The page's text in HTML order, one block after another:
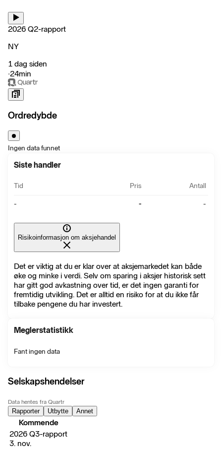
2026 Q2-rapport
NY
1 dag siden
‧24min
Ordredybde
Ingen data funnet
Siste handler
Tid Pris Antall
- - -
Risikoinformasjon om aksjehandel
Det er viktig at du er klar over at aksjemarkedet kan både
øke og minke i verdi. Selv om sparing i aksjer historisk sett
har gitt god avkastning over tid, er det ingen garanti for
fremtidig utvikling. Det er alltid en risiko for at du ikke får
tilbake pengene du har investert.
Meglerstatistikk
Fant ingen data
Selskapshendelser
Data hentes fra Quartr
Rapporter Utbytte Annet
Kommende
2026 Q3-rapport
3. nov.